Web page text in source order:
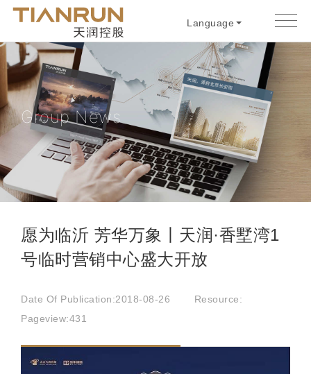
Language
Group News
愿为临沂 芳华万象丨天润·香墅湾1
号临时营销中心盛大开放
Date Of Publication:2018-08-26
Resource:
Pageview:431